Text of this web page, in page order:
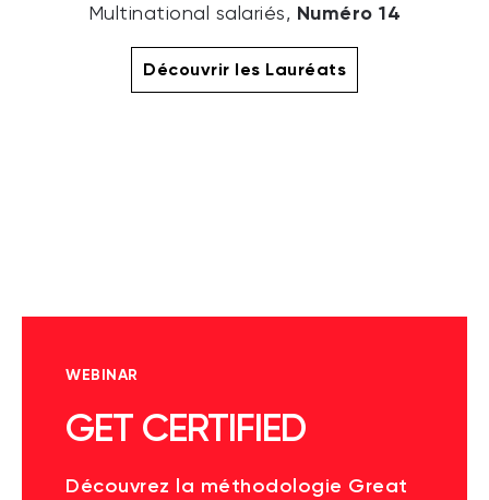
Multinational salariés, Numéro 14
Découvrir les Lauréats
WEBINAR
GET CERTIFIED
Découvrez la méthodologie Great